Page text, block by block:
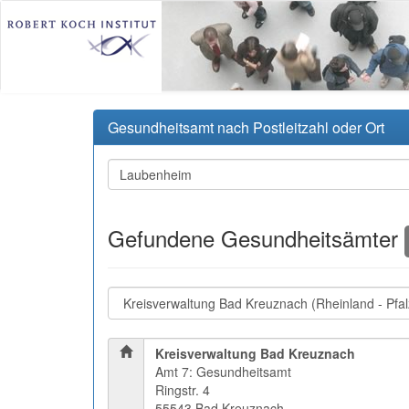
Gesundheitsamt nach Postleitzahl oder Ort
Gefundene Gesundheitsämter
Kreisverwaltung Bad Kreuznach
Amt 7: Gesundheitsamt
Ringstr. 4